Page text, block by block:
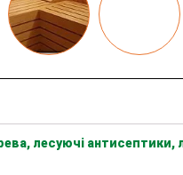
лесуючі антисептики,